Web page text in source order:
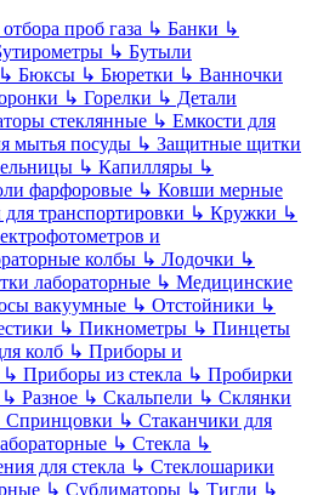
проб газа ↳ Банки ↳
↳ Бутыли
↳ Бюксы ↳ Бюретки ↳ Ванночки
↳ Горелки ↳ Детали
стеклянные ↳ Емкости для
мытья посуды ↳ Защитные щитки
↳ Капилляры ↳
фарфоровые ↳ Ковши мерные
транспортировки ↳ Кружки ↳
и
колбы ↳ Лодочки ↳
лабораторные ↳ Медицинские
вакуумные ↳ Отстойники ↳
↳ Пикнометры ↳ Пинцеты
колб ↳ Приборы и
↳ Приборы из стекла ↳ Пробирки
↳ Разное ↳ Скальпели ↳ Склянки
Спринцовки ↳ Стаканчики для
↳ Стекла ↳
для стекла ↳ Стеклошарики
↳ Сублиматоры ↳ Тигли ↳